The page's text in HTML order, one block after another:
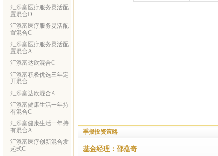
汇添富医疗服务灵活配
置混合D
汇添富医疗服务灵活配
置混合C
汇添富医疗服务灵活配
置混合A
汇添富达欣混合C
汇添富积极优选三年定
开混合
汇添富达欣混合A
汇添富健康生活一年持
有混合C
汇添富健康生活一年持
有混合A
汇添富医疗创新混合发
起式C
季报投资策略
基金经理：邵蕴奇